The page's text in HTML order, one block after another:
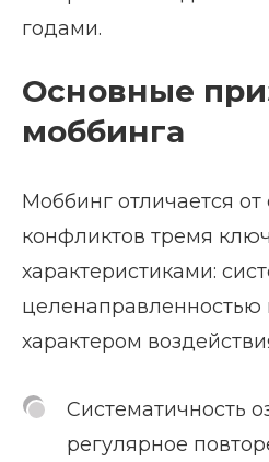
годами.
Основные
моббинга
Моббинг отличается
конфликтов тремя
характеристиками:
целенаправленностью
характером
Систематичность
регулярное